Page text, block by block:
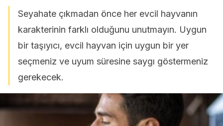
Seyahate çıkmadan önce her evcil hayvanın
karakterinin farklı olduğunu unutmayın. Uygun
bir taşıyıcı, evcil hayvan için uygun bir yer
seçmeniz ve uyum süresine saygı göstermeniz
gerekecek.